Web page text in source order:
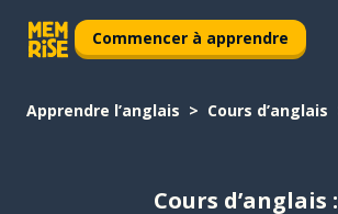
Commencer à apprendre
Apprendre l’anglais Cours d’anglais
Cours d’anglais :